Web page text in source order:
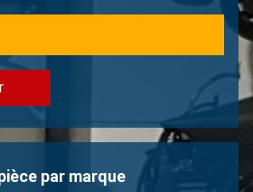
À propos de nous
Contacter
Vendre une Volvo?
Non trouvée?
par marque